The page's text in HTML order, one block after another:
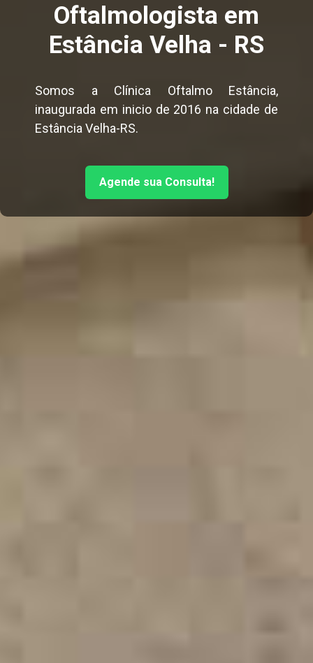
Oftalmologista em
Estância Velha - RS
Somos a Clínica Oftalmo Estância,
inaugurada em inicio de 2016 na cidade de
Estância Velha-RS.
Agende sua Consulta!